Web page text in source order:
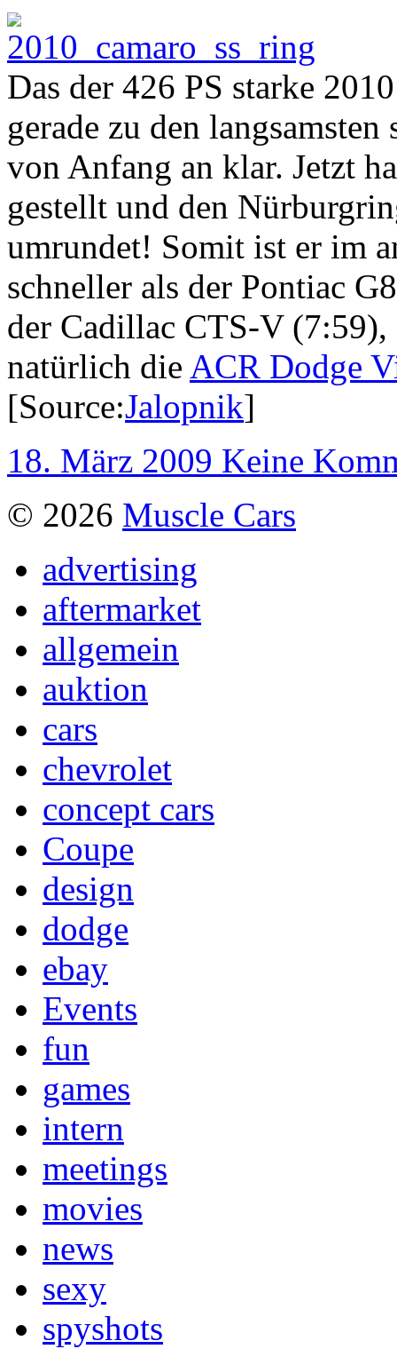
Das der 426 PS starke
gerade zu den
von Anfang an klar. Jetzt
gestellt und den
umrundet! Somit ist er im
schneller als der Pontiac
der Cadillac CTS-V
natürlich die ACR Dodge
[Source:Jalopnik]
18. März 2009 Keine
© 2026 Muscle Cars
advertising
aftermarket
allgemein
auktion
cars
chevrolet
concept cars
Coupe
design
dodge
ebay
Events
fun
games
intern
meetings
movies
news
sexy
spyshots